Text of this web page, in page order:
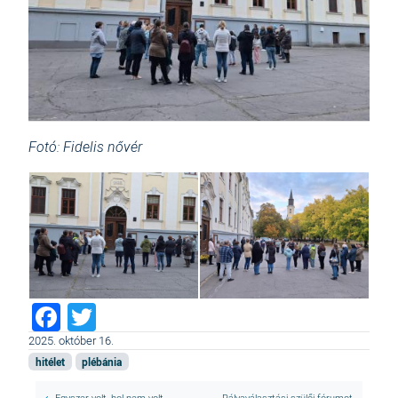
Fotó: Fidelis nővér
Facebook
2025. október 16.
hitélet plébánia